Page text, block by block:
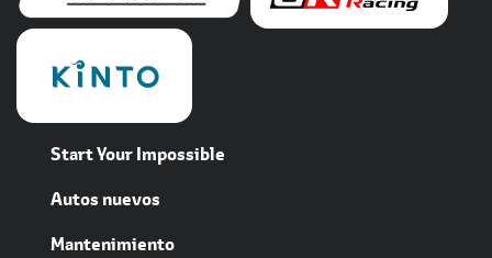
Start Your Impossible
Autos nuevos
Mantenimiento